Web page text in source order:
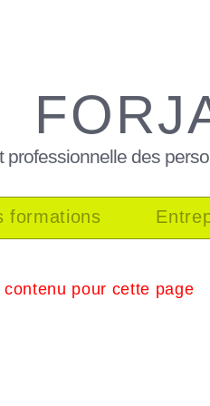
professionnelle des
formations
pour cette page